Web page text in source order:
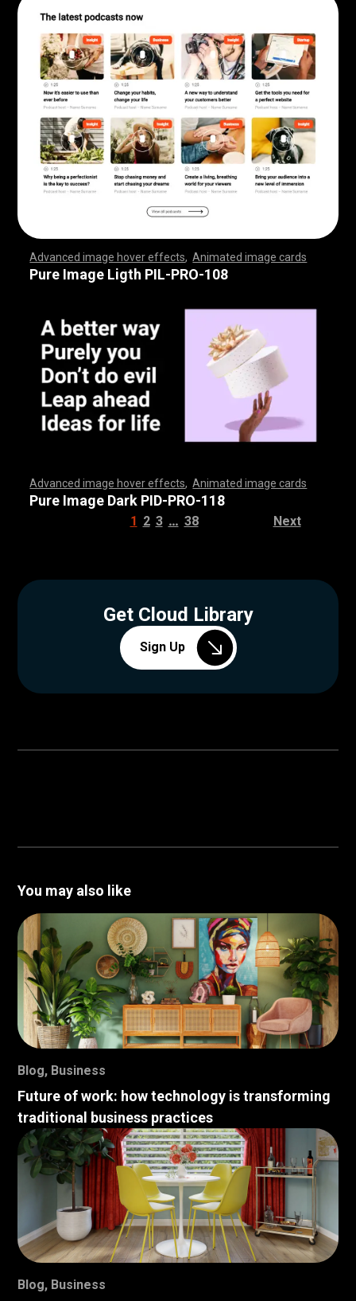
Advanced image hover effects ,Animated image cards
,,,,,,,,,,,,,,,,,,,,,,,,,,,,,,,,, ,,,,,,,,,,,,,,,,,,,,,,,,,
,,,,,,,,,,,,,,,,,,,,,,,,,,,,,,,,, ,,,,,,,,,,,,,,,,,,,,,,,,,
,,,,,,,,,,,,,,,,,,,,,,,,,,,,,,,,, ,,,,,,,,,,,,,,,,,,,,,,,
Pure Image Ligth PIL-PRO-108
Advanced image hover effects ,Animated image cards
,,,,,,,,,,,,,,,,,,,,,,,,,,,,,,,,, ,,,,,,,,,,,,,,,,,,,,,,,,,
,,,,,,,,,,,,,,,,,,,,,,,,,,,,,,,,, ,,,,,,,,,,,,,,,,,,,,,,,,,
,,,,,,,,,,,,,,,,,,,,,,,,,,,,,,,,, ,,,,,,,,,,,,,,,,,,,,,,,
Pure Image Dark PID-PRO-118
1 2 3 … 38 Next
Get Cloud Library
Sign Up
You may also like
Blog, Business
Future of work: how technology is transforming
traditional business practices
Blog, Business